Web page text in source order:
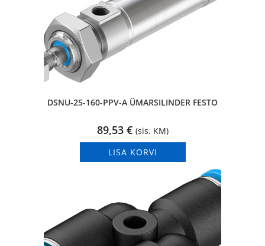
DSNU-25-160-PPV-A ÜMARSILINDER FESTO
89,53 € (sis. KM)
LISA KORVI